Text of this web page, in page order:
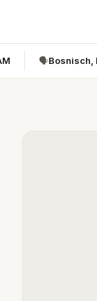
🗣️Bosnisch,